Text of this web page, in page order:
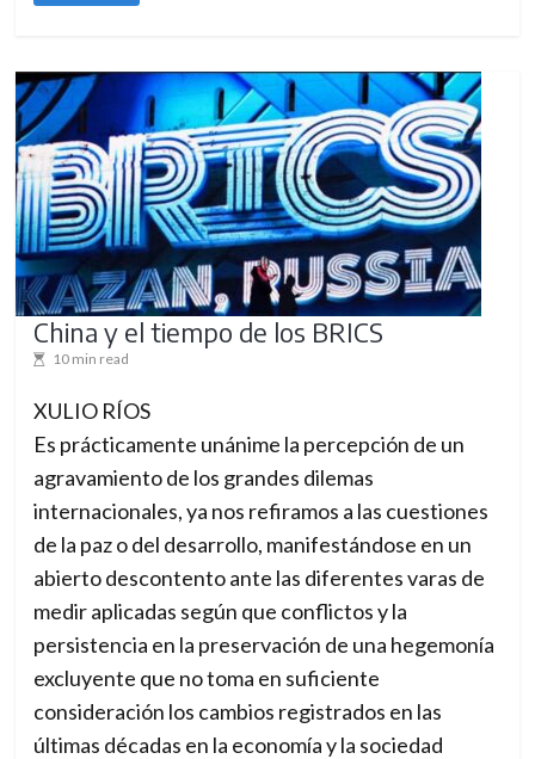
China y el tiempo de los BRICS
10 min read
XULIO RÍOS
Es prácticamente unánime la percepción de un
agravamiento de los grandes dilemas
internacionales, ya nos refiramos a las cuestiones
de la paz o del desarrollo, manifestándose en un
abierto descontento ante las diferentes varas de
medir aplicadas según que conflictos y la
persistencia en la preservación de una hegemonía
excluyente que no toma en suficiente
consideración los cambios registrados en las
últimas décadas en la economía y la sociedad